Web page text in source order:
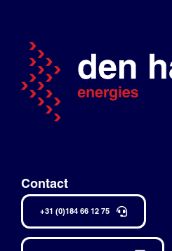
Contact
+31 (0)184 66 12 75